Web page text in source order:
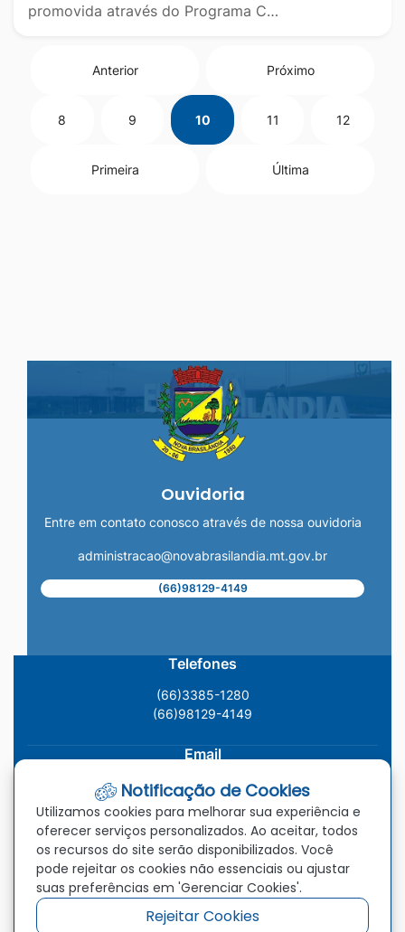
promovida através do Programa C…
Primeira
Anterior
8 9 10 11 12
Próximo
Última
Seção do Rodapé e Ouvidoria/
Ouvidoria
Entre em contato conosco através de nossa ouvidoria
administracao@novabrasilandia.mt.gov.br
(66)98129-4149
Telefones
(66)3385-1280
(66)98129-4149
Email
administracao@novabrasilandia.mt.gov.br
Localização
Av. Vereador Genival Nunes Araújo, 993, Centro, Nova
Brasilândia - MT, CEP: 78.860-000
Redes Sociais
Notificação de Cookies
Utilizamos cookies para melhorar sua experiência e
oferecer serviços personalizados. Ao aceitar, todos
os recursos do site serão disponibilizados. Você
pode rejeitar os cookies não essenciais ou ajustar
suas preferências em 'Gerenciar Cookies'.
Rejeitar Cookies